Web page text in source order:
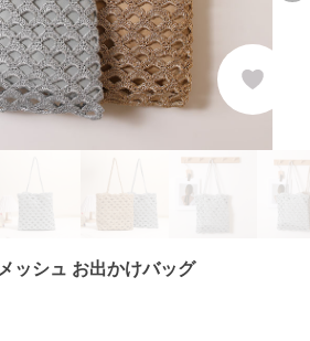
ッシュ お出かけバッグ